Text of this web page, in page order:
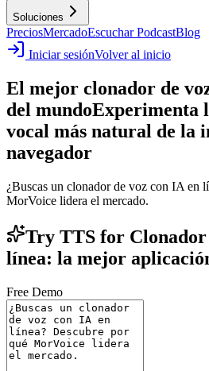
Soluciones
PreciosMercadoEscuchar PodcastBlog
Iniciar sesiónVolver al inicio
El mejor clonador de
del mundoExperimenta
vocal más natural de la
navegador
¿Buscas un clonador de voz con IA en
MorVoice lidera el mercado.
Try TTS for Clonador
línea: la mejor
Free Demo